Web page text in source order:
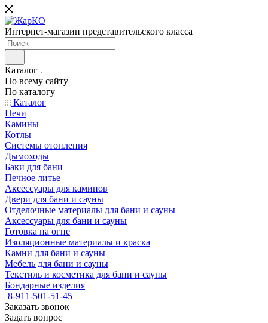
Интернет-магазин представительского класса
Каталог
По всему сайту
По каталогу
Каталог
Печи
Камины
Котлы
Системы отопления
Дымоходы
Баки для бани
Печное литье
Аксессуары для каминов
Двери для бани и сауны
Отделочные материалы для бани и сауны
Аксессуары для бани и сауны
Готовка на огне
Изоляционные материалы и краска
Камни для бани и сауны
Мебель для бани и сауны
Текстиль и косметика для бани и сауны
Бондарные изделия
8-911-501-51-45
Заказать звонок
Задать вопрос